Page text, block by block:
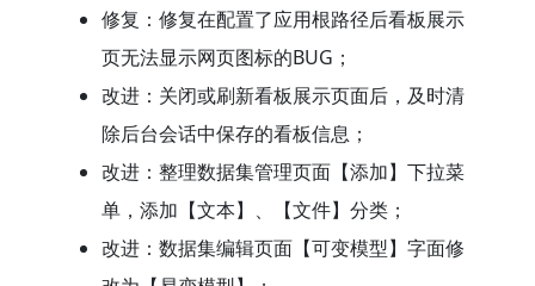
修复：修复在配置了应用根路径后看板展示
页无法显示网页图标的BUG；
改进：关闭或刷新看板展示页面后，及时清
除后台会话中保存的看板信息；
改进：整理数据集管理页面【添加】下拉菜
单，添加【文本】、【文件】分类；
改进：数据集编辑页面【可变模型】字面修